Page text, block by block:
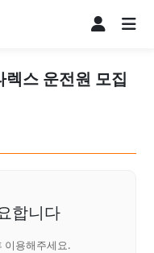
스 운전원 모집
합니다
이용해주세요.